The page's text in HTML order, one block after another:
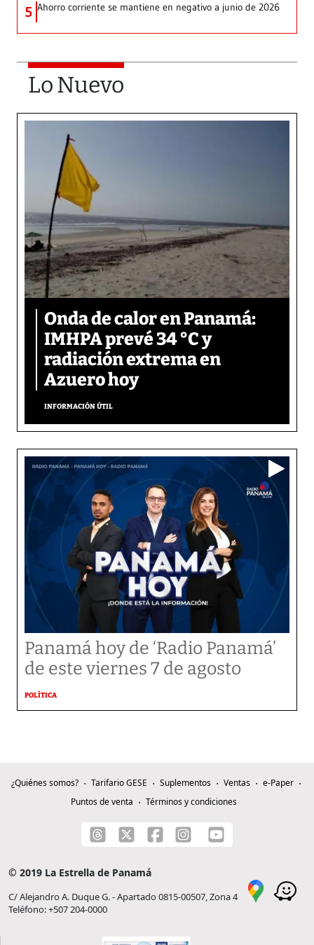
5 Ahorro corriente se mantiene en negativo a junio de 2026
Lo Nuevo
Onda de calor en Panamá:
IMHPA prevé 34 °C y
radiación extrema en
Azuero hoy
INFORMACIÓN ÚTIL
Panamá hoy de ‘Radio Panamá’
de este viernes 7 de agosto
POLÍTICA
¿Quiénes somos? Tarifario GESE Suplementos Ventas
e-Paper
Puntos de venta
Términos y condiciones
© 2019 La Estrella de Panamá
C/ Alejandro A. Duque G. - Apartado 0815-00507, Zona 4
Teléfono: +507 204-0000